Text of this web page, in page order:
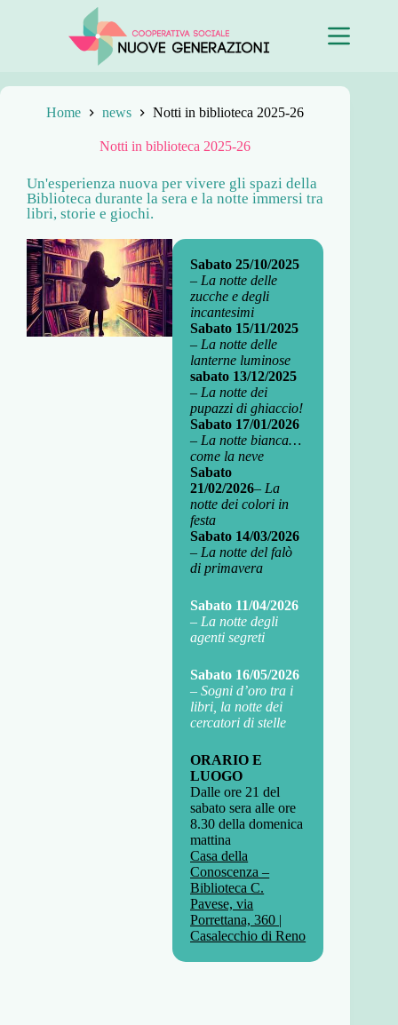
Home news Notti in biblioteca 2025-26
Notti in biblioteca 2025-26
Un'esperienza nuova per vivere gli spazi della
Biblioteca durante la sera e la notte immersi tra
libri, storie e giochi.
Sabato 25/10/2025
– La notte delle
zucche e degli
incantesimi
Sabato 15/11/2025
– La notte delle
lanterne luminose
sabato 13/12/2025
– La notte dei
pupazzi di ghiaccio!
Sabato 17/01/2026
– La notte bianca…
come la neve
Sabato
21/02/2026– La
notte dei colori in
festa
Sabato 14/03/2026
– La notte del falò
di primavera
Sabato 11/04/2026
– La notte degli
agenti segreti
Sabato 16/05/2026
–Sogni d’oro tra i
libri, la notte dei
cercatori di stelle
ORARIO E
LUOGO
Dalle ore 21 del
sabato sera alle ore
8.30 della domenica
mattina
Casa della
Conoscenza –
Biblioteca C.
Pavese, via
Porrettana, 360 |
Casalecchio di Reno